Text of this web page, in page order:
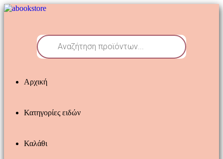
Skip
Products
search
Αρχική
Κατηγορίες ειδών
Καλάθι